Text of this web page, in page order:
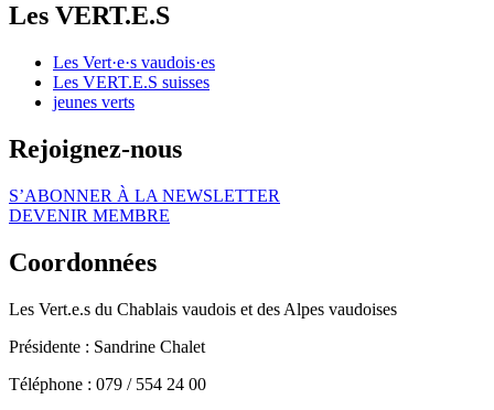
Les VERT.E.S
Les Vert·e·s vaudois·es
Les VERT.E.S suisses
jeunes verts
Rejoignez-nous
S’ABONNER À LA NEWSLETTER
DEVENIR MEMBRE
Coordonnées
Les Vert.e.s du Chablais vaudois et des Alpes vaudoises
Présidente : Sandrine Chalet
Téléphone : 079 / 554 24 00